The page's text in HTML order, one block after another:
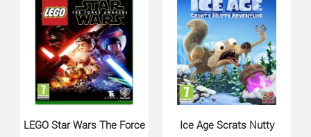
LEGO Star Wars The Force
Ice Age Scrats Nutty